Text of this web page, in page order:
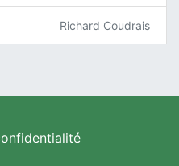
Richard Coudrais